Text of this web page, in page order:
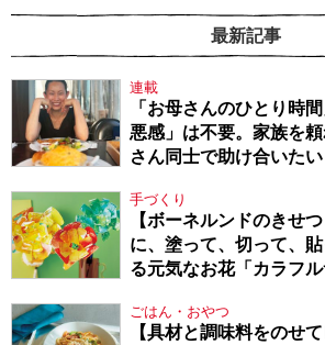
最新記事
連載
「お母さんのひとり時
悪感」は不要。家族を
さん同士で助け合いた
手づくり
【ボーネルンドのきせ
に、塗って、切って、
る元気なお花「カラフ
ごはん・おやつ
【具材と調味料をのせ